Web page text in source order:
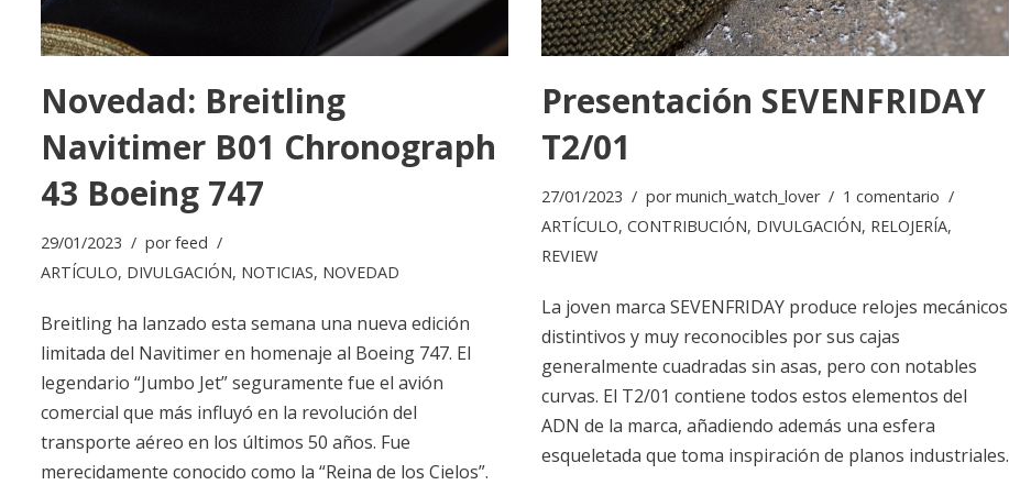
Novedad: Breitling
Navitimer B01 Chronograph
43 Boeing 747
29/01/2023 porfeed
ARTÍCULO, DIVULGACIÓN, NOTICIAS, NOVEDAD
Breitling ha lanzado esta semana una nueva edición
limitada del Navitimer en homenaje al Boeing 747. El
legendario “Jumbo Jet” seguramente fue el avión
comercial que más influyó en la revolución del
transporte aéreo en los últimos 50 años. Fue
merecidamente conocido como la “Reina de los Cielos”.
Presentación SEVENFRIDAY
T2/01
27/01/2023 pormunich_watch_lover
1 comentario
ARTÍCULO, CONTRIBUCIÓN, DIVULGACIÓN, RELOJERÍA,
REVIEW
La joven marca SEVENFRIDAY produce relojes mecánicos
distintivos y muy reconocibles por sus cajas
generalmente cuadradas sin asas, pero con notables
curvas. El T2/01 contiene todos estos elementos del
ADN de la marca, añadiendo además una esfera
esqueletada que toma inspiración de planos industriales.